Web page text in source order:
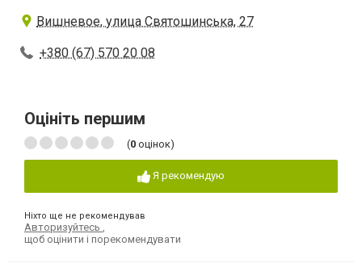
Вишневое, улица Святошинська, 27
+380 (67) 570 20 08
Оцініть першим
(0 оцінок)
Я рекомендую
Ніхто ще не рекомендував
Авторизуйтесь
щоб оцінити і порекомендувати